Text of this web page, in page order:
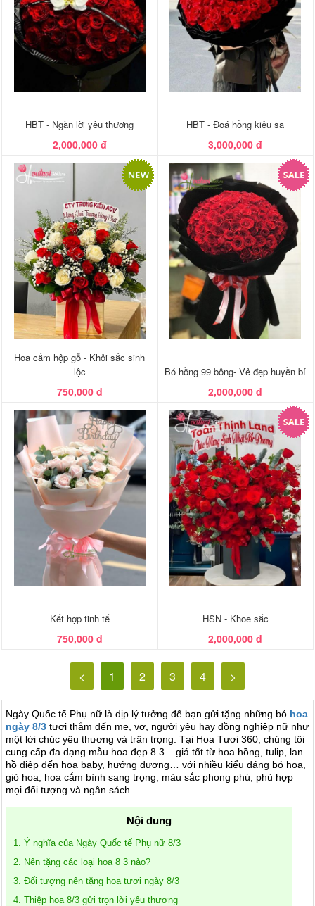
HBT - Ngàn lời yêu thương
2,000,000 đ
HBT - Đoá hồng kiêu sa
3,000,000 đ
Hoa cắm hộp gỗ - Khởi sắc sinh
lộc
750,000 đ
Bó hồng 99 bông- Vẻ đẹp huyền bí
2,000,000 đ
Kết hợp tinh tế
750,000 đ
HSN - Khoe sắc
2,000,000 đ
< 1 2 3 4 >
Ngày Quốc tế Phụ nữ là dịp lý tưởng để bạn gửi tặng những bó hoa
ngày 8/3 tươi thắm đến mẹ, vợ, người yêu hay đồng nghiệp nữ như
một lời chúc yêu thương và trân trọng. Tại Hoa Tươi 360, chúng tôi
cung cấp đa dạng mẫu hoa đẹp 8 3 – giá tốt từ hoa hồng, tulip, lan
hồ điệp đến hoa baby, hướng dương… với nhiều kiểu dáng bó hoa,
giỏ hoa, hoa cắm bình sang trọng, màu sắc phong phú, phù hợp
mọi đối tượng và ngân sách.
Nội dung
1. Ý nghĩa của Ngày Quốc tế Phụ nữ 8/3
2. Nên tặng các loại hoa 8 3 nào?
3. Đối tượng nên tặng hoa tươi ngày 8/3
4. Thiệp hoa 8/3 gửi trọn lời yêu thương